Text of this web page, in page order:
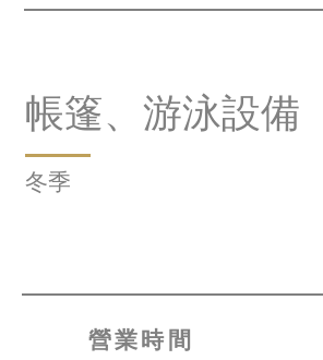
​帳篷、游泳設備
​冬季
營業時間